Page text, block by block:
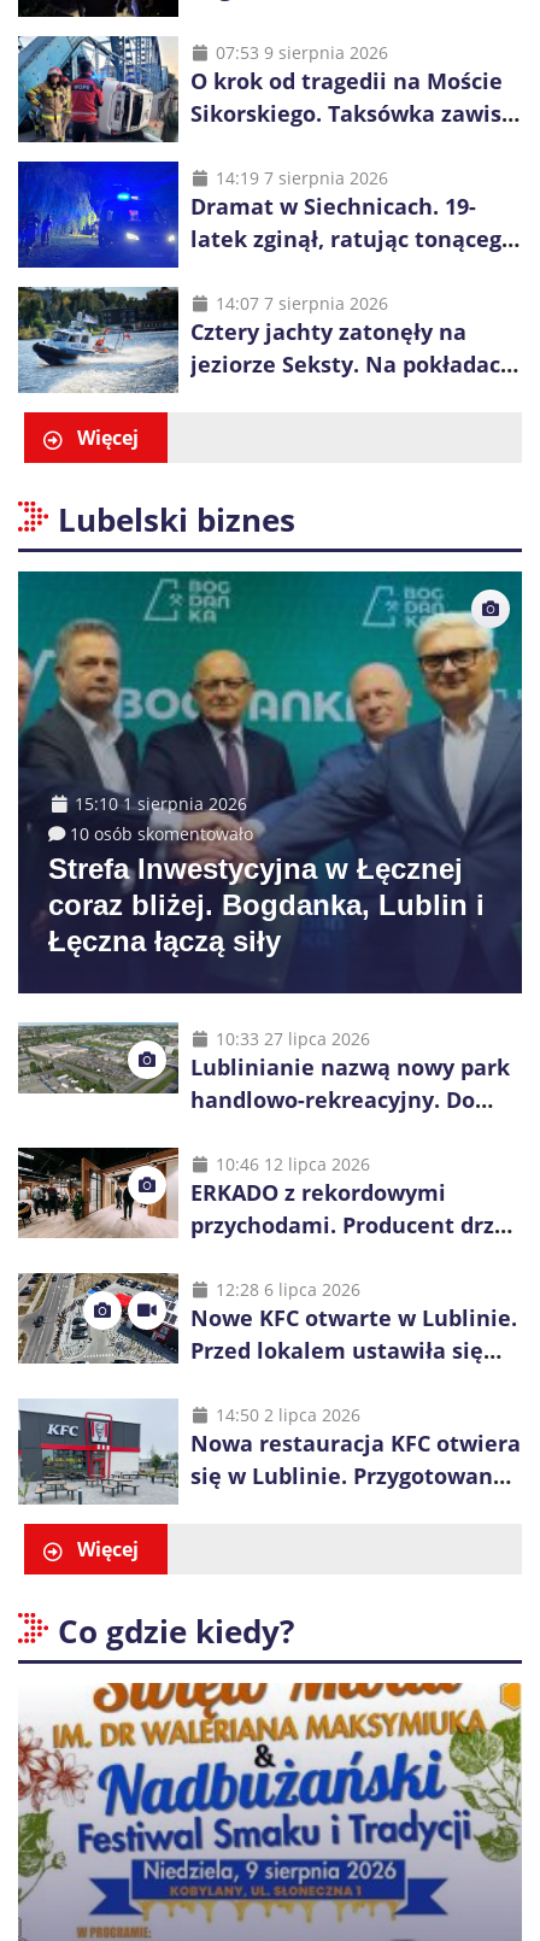
proceder
07:53 9 sierpnia 2026
O krok od tragedii na Moście
Sikorskiego. Taksówka zawisła
14:19 7 sierpnia 2026
Dramat w Siechnicach. 19-
latek zginął, ratując tonącego
14:07 7 sierpnia 2026
Cztery jachty zatonęły na
jeziorze Seksty. Na pokładach
Więcej
Lubelski biznes
15:10 1 sierpnia 2026
10 osób skomentowało
Strefa Inwestycyjna w Łęcznej
coraz bliżej. Bogdanka, Lublin i
Łęczna łączą siły
10:33 27 lipca 2026
Lublinianie nazwą nowy park
handlowo-rekreacyjny. Do
10:46 12 lipca 2026
ERKADO z rekordowymi
przychodami. Producent drzwi
inwestycje
12:28 6 lipca 2026
Nowe KFC otwarte w Lublinie.
Przed lokalem ustawiła się
14:50 2 lipca 2026
Nowa restauracja KFC otwiera
się w Lublinie. Przygotowano
Więcej
Co gdzie kiedy?